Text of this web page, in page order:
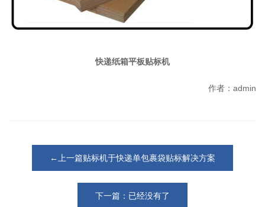
快递纸箱平板贴标机
作者：admin
←上一篇贴标机于快递单包裹袋贴标解决方案
下一篇：已经没有了